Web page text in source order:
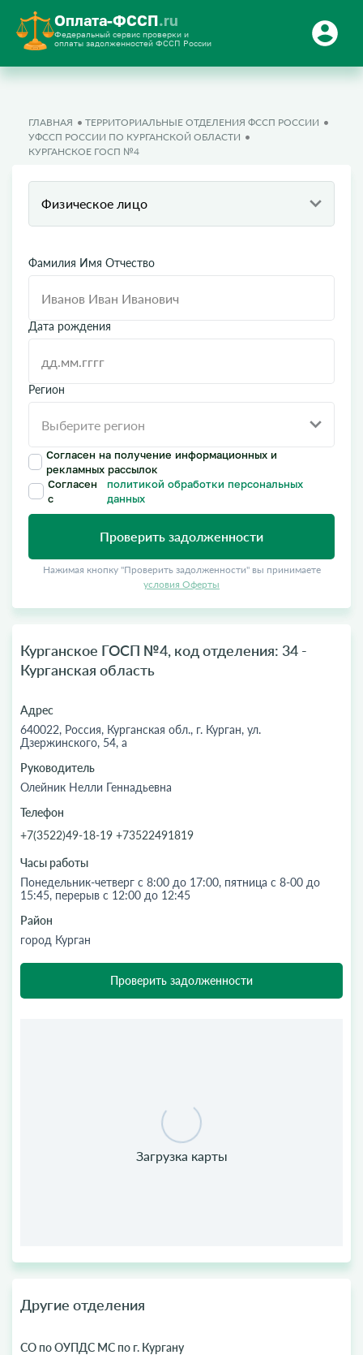
Оплата-ФССП.ru
Федеральный сервис проверки и
оплаты задолженностей ФССП России
ГЛАВНАЯ
ТЕРРИТОРИАЛЬНЫЕ ОТДЕЛЕНИЯ ФССП РОССИИ
УФССП РОССИИ ПО КУРГАНСКОЙ ОБЛАСТИ
КУРГАНСКОЕ ГОСП №4
Физическое лицо
Фамилия Имя Отчество
Дата рождения
Регион
Согласен на получение информационных и
рекламных рассылок
Согласен
с
политикой обработки персональных
данных
Проверить задолженности
Нажимая кнопку "Проверить задолженности" вы принимаете
условия Оферты
Курганское ГОСП №4, код отделения: 34 -
Курганская область
Адрес
640022, Россия, Курганская обл., г. Курган, ул.
Дзержинского, 54, а
Руководитель
Олейник Нелли Геннадьевна
Телефон
+7(3522)49-18-19 +73522491819
Часы работы
Понедельник-четверг с 8:00 до 17:00, пятница с 8-00 до
15:45, перерыв с 12:00 до 12:45
Район
город Курган
Проверить задолженности
Другие отделения
СО по ОУПДС МС по г. Кургану